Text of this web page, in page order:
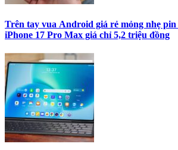
Trên tay vua Android giá rẻ mỏng nhẹ
iPhone 17 Pro Max giá chỉ 5,2 triệu đồng